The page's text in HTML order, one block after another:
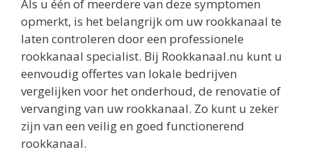
Als u één of meerdere van deze symptomen
opmerkt, is het belangrijk om uw rookkanaal te
laten controleren door een professionele
rookkanaal specialist. Bij Rookkanaal.nu kunt u
eenvoudig offertes van lokale bedrijven
vergelijken voor het onderhoud, de renovatie of
vervanging van uw rookkanaal. Zo kunt u zeker
zijn van een veilig en goed functionerend
rookkanaal.